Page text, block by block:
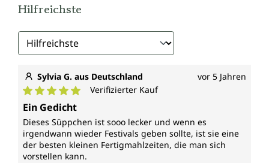
Hilfreichste
Sylvia G. aus Deutschland vor 5 Jahren
Durchschnittliche Bewertung von 5 von 5 Sternen
Verifizierter Kauf
Ein Gedicht
Dieses Süppchen ist sooo lecker und wenn es
irgendwann wieder Festivals geben sollte, ist sie eine
der besten kleinen Fertigmahlzeiten, die man sich
vorstellen kann.